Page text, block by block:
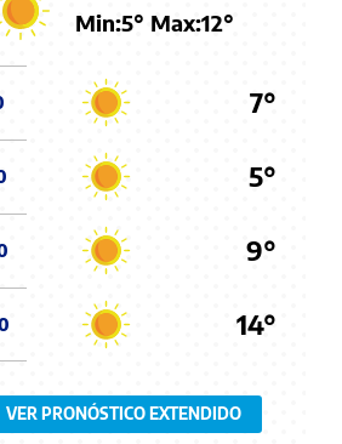
Min:5° Max:12°
7°
5°
9°
14°
VER PRONÓSTICO EXTENDIDO